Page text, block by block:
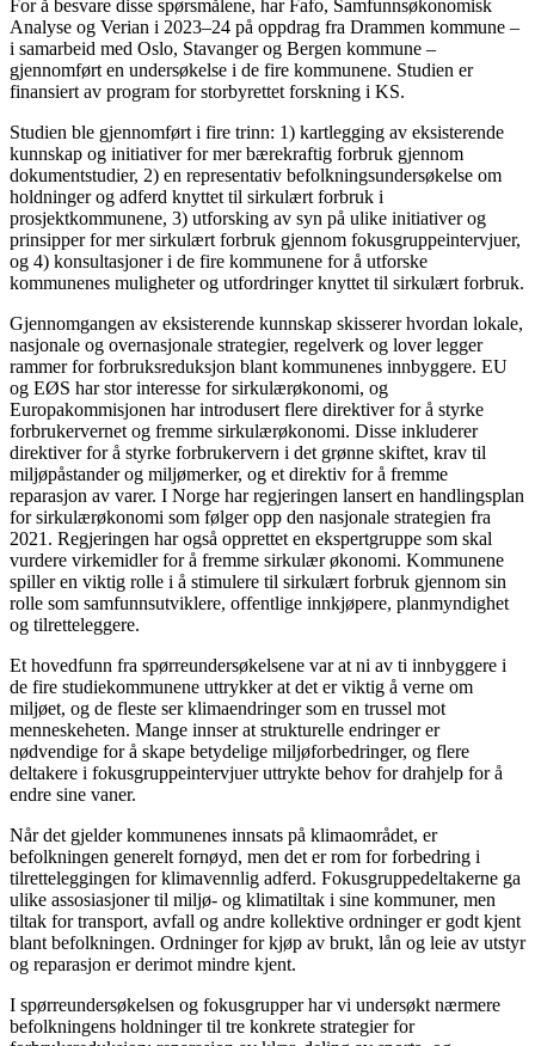
For å besvare disse spørsmålene, har Fafo, Samfunnsøkonomisk
Analyse og Verian i 2023–24 på oppdrag fra Drammen kommune –
i samarbeid med Oslo, Stavanger og Bergen kommune –
gjennomført en undersøkelse i de fire kommunene. Studien er
finansiert av program for storbyrettet forskning i KS.
Studien ble gjennomført i fire trinn: 1) kartlegging av eksisterende
kunnskap og initiativer for mer bærekraftig forbruk gjennom
dokumentstudier, 2) en representativ befolkningsundersøkelse om
holdninger og adferd knyttet til sirkulært forbruk i
prosjektkommunene, 3) utforsking av syn på ulike initiativer og
prinsipper for mer sirkulært forbruk gjennom fokusgruppeintervjuer,
og 4) konsultasjoner i de fire kommunene for å utforske
kommunenes muligheter og utfordringer knyttet til sirkulært forbruk.
Gjennomgangen av eksisterende kunnskap skisserer hvordan lokale,
nasjonale og overnasjonale strategier, regelverk og lover legger
rammer for forbruksreduksjon blant kommunenes innbyggere. EU
og EØS har stor interesse for sirkulærøkonomi, og
Europakommisjonen har introdusert flere direktiver for å styrke
forbrukervernet og fremme sirkulærøkonomi. Disse inkluderer
direktiver for å styrke forbrukervern i det grønne skiftet, krav til
miljøpåstander og miljømerker, og et direktiv for å fremme
reparasjon av varer. I Norge har regjeringen lansert en handlingsplan
for sirkulærøkonomi som følger opp den nasjonale strategien fra
2021. Regjeringen har også opprettet en ekspertgruppe som skal
vurdere virkemidler for å fremme sirkulær økonomi. Kommunene
spiller en viktig rolle i å stimulere til sirkulært forbruk gjennom sin
rolle som samfunnsutviklere, offentlige innkjøpere, planmyndighet
og tilretteleggere.
Et hovedfunn fra spørreundersøkelsene var at ni av ti innbyggere i
de fire studiekommunene uttrykker at det er viktig å verne om
miljøet, og de fleste ser klimaendringer som en trussel mot
menneskeheten. Mange innser at strukturelle endringer er
nødvendige for å skape betydelige miljøforbedringer, og flere
deltakere i fokusgruppeintervjuer uttrykte behov for drahjelp for å
endre sine vaner.
Når det gjelder kommunenes innsats på klimaområdet, er
befolkningen generelt fornøyd, men det er rom for forbedring i
tilretteleggingen for klimavennlig adferd. Fokusgruppedeltakerne ga
ulike assosiasjoner til miljø- og klimatiltak i sine kommuner, men
tiltak for transport, avfall og andre kollektive ordninger er godt kjent
blant befolkningen. Ordninger for kjøp av brukt, lån og leie av utstyr
og reparasjon er derimot mindre kjent.
I spørreundersøkelsen og fokusgrupper har vi undersøkt nærmere
befolkningens holdninger til tre konkrete strategier for